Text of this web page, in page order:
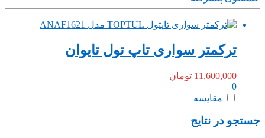
ترکمتر سواری تاپ تول تایوان
11,600,000 تومان
0
مقایسه
جستجو در نتایج